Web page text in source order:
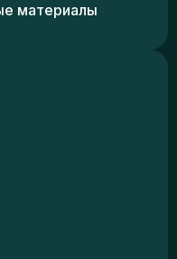
материалы